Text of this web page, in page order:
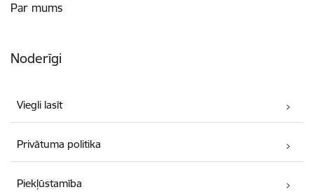
Par mums
Noderīgi
Viegli lasīt
Privātuma politika
Piekļūstamība